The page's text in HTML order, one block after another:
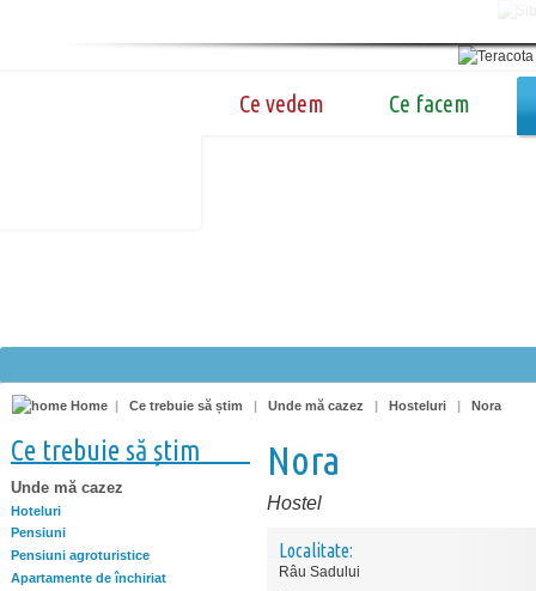
Ce vedem Ce facem
Home | Ce trebuie să știm | Unde mă cazez | Hosteluri | Nora
Ce trebuie să știm
Unde mă cazez
Hoteluri
Pensiuni
Pensiuni agroturistice
Apartamente de închiriat
Nora
Hostel
Localitate:
Râu Sadului